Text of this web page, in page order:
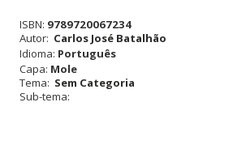
de
Processo
Civil
ISBN: 9789720067234
Autor: Carlos José Batalhão
Idioma: Português
Capa: Mole
Tema: Sem Categoria
Sub-tema: